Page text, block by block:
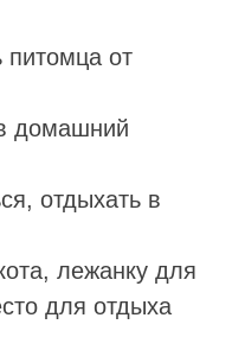
питомца от
домашний
отдыхать в
лежанку для
для отдыха